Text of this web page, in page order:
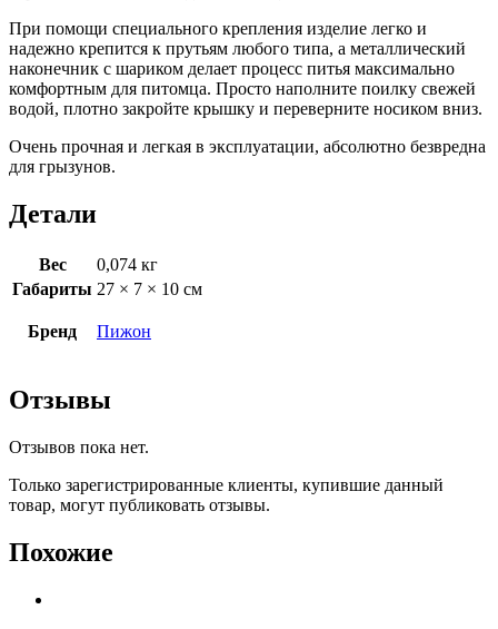
При помощи специального крепления изделие легко и
надежно крепится к прутьям любого типа, а металлический
наконечник с шариком делает процесс питья максимально
комфортным для питомца. Просто наполните поилку свежей
водой, плотно закройте крышку и переверните носиком вниз.
Очень прочная и легкая в эксплуатации, абсолютно безвредна
для грызунов.
Детали
Вес
0,074 кг
Габариты 27 × 7 × 10 см
Бренд Пижон
Отзывы
Отзывов пока нет.
Только зарегистрированные клиенты, купившие данный
товар, могут публиковать отзывы.
Похожие